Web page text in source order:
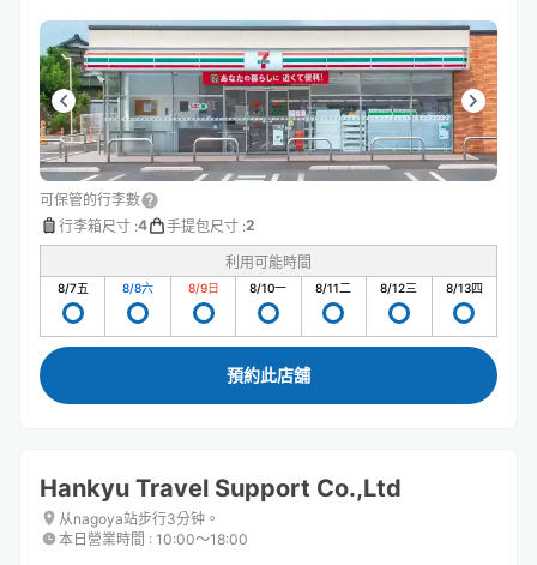
可保管的行李數
行李箱尺寸 :4 手提包尺寸 :2
利用可能時間
8/7五 8/8六 8/9日 8/10一 8/11二 8/12三 8/13四
預約此店舖
Hankyu Travel Support Co.,Ltd
从nagoya站步行3分钟。
本日營業時間 : 10:00〜18:00